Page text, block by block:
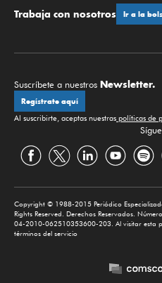
Trabaja con nosotros Ir a la
Suscríbete a nuestros Newsletter.
Regístrate aquí
Al suscribirte, aceptas nuestras políticas de
Copyright © 1988-2015 Periódico
Rights Reserved. Derechos Reservados.
04-2010-062510353600-203. Al visitar esta
términos del servicio